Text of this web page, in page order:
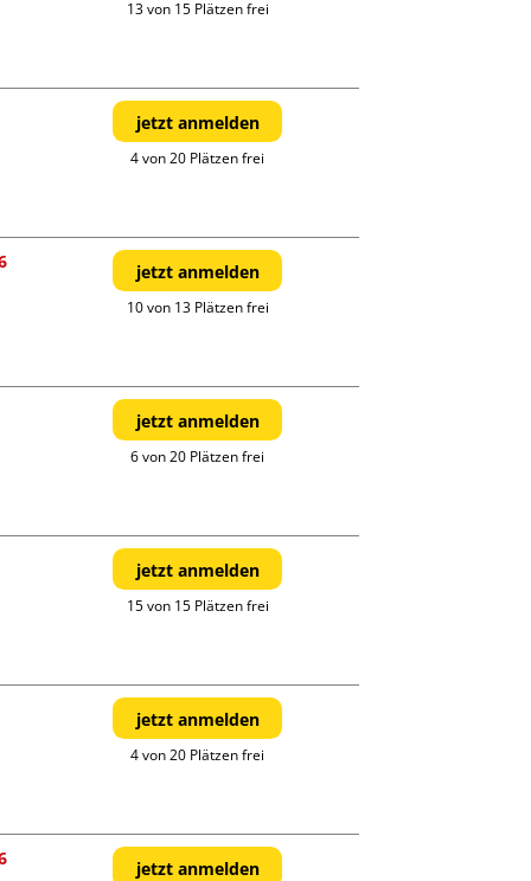
13 von 15 Plätzen frei
jetzt anmelden
4 von 20 Plätzen frei
jetzt anmelden
10 von 13 Plätzen frei
jetzt anmelden
6 von 20 Plätzen frei
jetzt anmelden
15 von 15 Plätzen frei
jetzt anmelden
4 von 20 Plätzen frei
jetzt anmelden